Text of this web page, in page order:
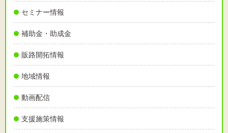
セミナー情報
補助金・助成金
販路開拓情報
地域情報
動画配信
支援施策情報